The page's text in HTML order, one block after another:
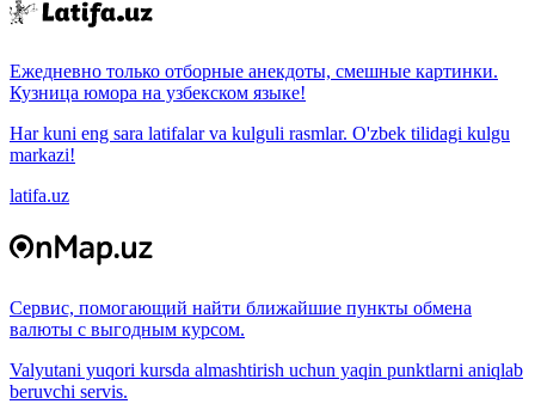
Ежедневно только отборные анекдоты, смешные картинки.
Кузница юмора на узбекском языке!
Har kuni eng sara latifalar va kulguli rasmlar. O'zbek tilidagi kulgu
markazi!
latifa.uz
Сервис, помогающий найти ближайшие пункты обмена
валюты с выгодным курсом.
Valyutani yuqori kursda almashtirish uchun yaqin punktlarni aniqlab
beruvchi servis.